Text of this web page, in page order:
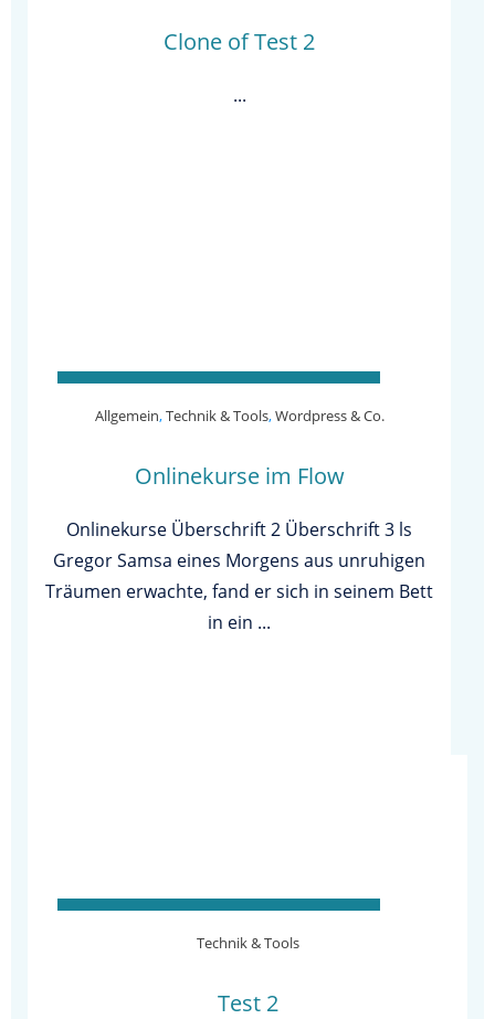
Clone of Test 2
...
Allgemein,Technik & Tools,Wordpress & Co.
Onlinekurse im Flow
Onlinekurse Überschrift 2 Überschrift 3 ls
Gregor Samsa eines Morgens aus unruhigen
Träumen erwachte, fand er sich in seinem Bett
in ein ...
Technik & Tools
Test 2